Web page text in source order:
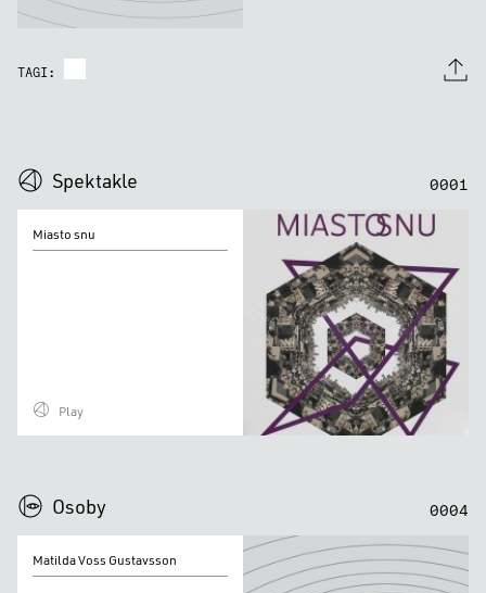
TAGI:
Spektakle
0001
snu
Miasto snu
Play
Osoby
0004
Voss
Matilda Voss Gustavsson